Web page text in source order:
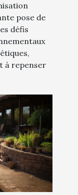
dans
pose de
défis
à repenser